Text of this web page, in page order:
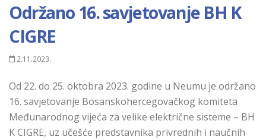
Održano 16. savjetovanje BH K
CIGRE
2.11.2023.
Od 22. do 25. oktobra 2023. godine u Neumu je održano
16. savjetovanje Bosanskohercegovačkog komiteta
Međunarodnog vijeća za velike električne sisteme – BH
K CIGRE, uz učešće predstavnika privrednih i naučnih